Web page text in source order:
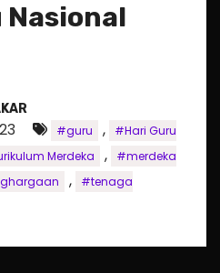
Nasional
#guru ,
#Hari Guru
Merdeka ,
#merdeka
,
#tenaga